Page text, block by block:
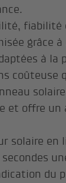
fiabilité
grâce
à la
coûteuse
et offre un
solaire en
du